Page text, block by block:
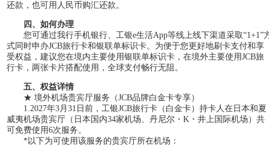
还款，也可用人民币购汇还款。
四、如何办理
您可通过我行手机银行、工银e生活App等线上线下渠道采取“1+1”
式同时申办JCB旅行卡和银联单标识卡。为便于您更好地刷卡支付和享
受权益，建议您在境内主要使用银联单标识卡，在境外主要使用JCB旅
行卡，两张卡片搭配使用，全球支付畅行无阻。
五、权益详情
★ 境外机场贵宾厅服务（JCB品牌白金卡专享）
1.2027年3月31日前，工银JCB旅行卡（白金卡）持卡人在日本和夏
威夷机场贵宾厅（日本国内34家机场、丹尼尔・K・井上国际机场）共
可免费使用6次服务。
*以下为可使用该服务的贵宾厅所在机场：